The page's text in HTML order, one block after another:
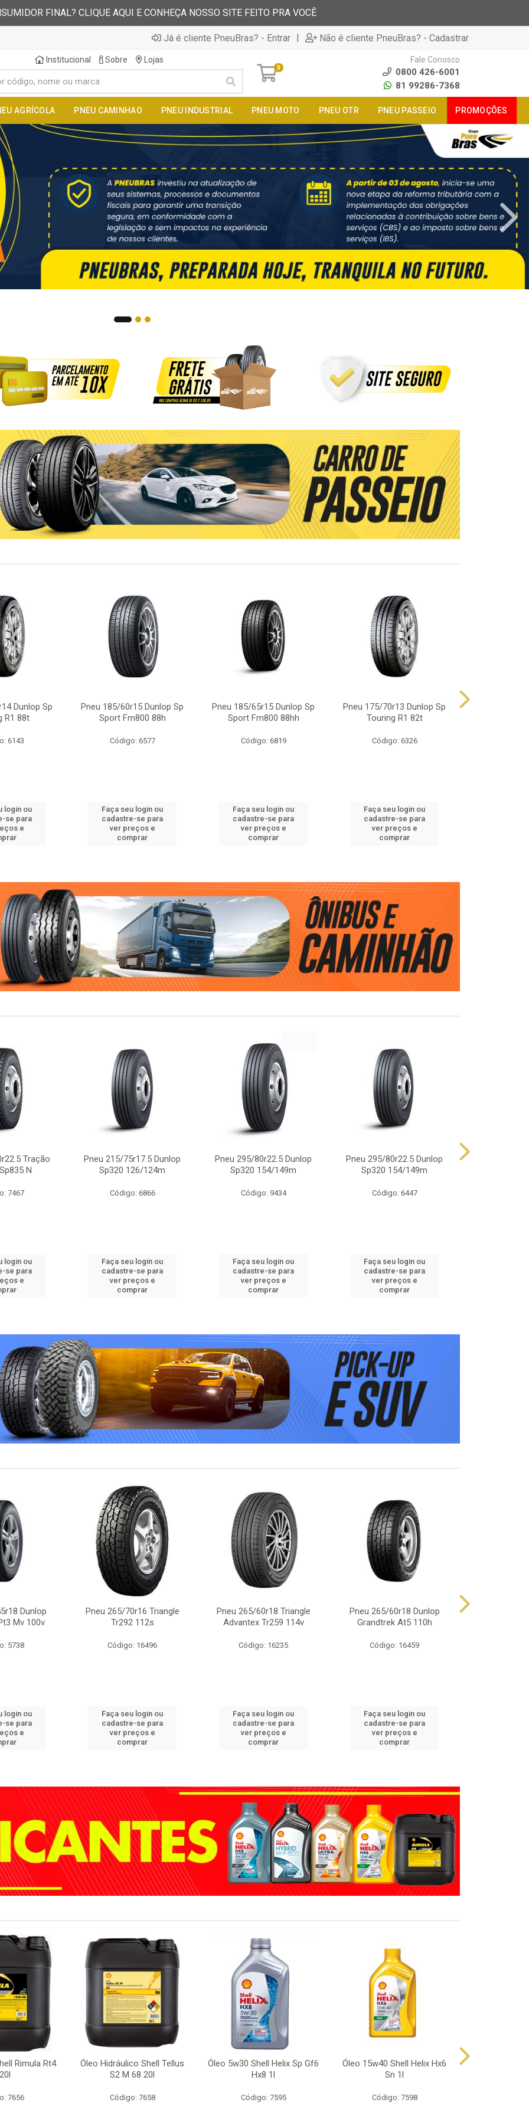
FINAL? CLIQUE AQUI E CONHEÇA NOSSO SITE FEITO PRA VOCÊ
Já é cliente PneuBras? - Entrar | Não é cliente PneuBras? - Cadastrar
Institucional Sobre Lojas
0
Fale Conosco
0800 426-6001
81 99286-7368
AGRÍCOLA PNEU CAMINHAO PNEU INDUSTRIAL PNEU MOTO PNEU OTR PNEU PASSEIO PROMOÇÕES
Dunlop Sp
R1 88t
6143
login ou
se para
e
Pneu 185/60r15 Dunlop Sp
Sport Fm800 88h
Código: 6577
Faça seu login ou
cadastre-se para
ver preços e
comprar
Pneu 185/65r15 Dunlop Sp
Sport Fm800 88hh
Código: 6819
Faça seu login ou
cadastre-se para
ver preços e
comprar
Pneu 175/70r13 Dunlop Sp
Touring R1 82t
Código: 6326
Faça seu login ou
cadastre-se para
ver preços e
comprar
Tração
N
7467
login ou
se para
e
Pneu 215/75r17.5 Dunlop
Sp320 126/124m
Código: 6866
Faça seu login ou
cadastre-se para
ver preços e
comprar
Pneu 295/80r22.5 Dunlop
Sp320 154/149m
Código: 9434
Faça seu login ou
cadastre-se para
ver preços e
comprar
Pneu 295/80r22.5 Dunlop
Sp320 154/149m
Código: 6447
Faça seu login ou
cadastre-se para
ver preços e
comprar
Dunlop
Mv 100v
5738
login ou
se para
e
Pneu 265/70r16 Triangle
Tr292 112s
Código: 16496
Faça seu login ou
cadastre-se para
ver preços e
comprar
Pneu 265/60r18 Triangle
Advantex Tr259 114v
Código: 16235
Faça seu login ou
cadastre-se para
ver preços e
comprar
Pneu 265/60r18 Dunlop
Grandtrek At5 110h
Código: 16459
Faça seu login ou
cadastre-se para
ver preços e
comprar
Rimula Rt4
7656
Óleo Hidráulico Shell Tellus
S2 M 68 20l
Código: 7658
Óleo 5w30 Shell Helix Sp Gf6
Hx8 1l
Código: 7595
Óleo 15w40 Shell Helix Hx6
Sn 1l
Código: 7598